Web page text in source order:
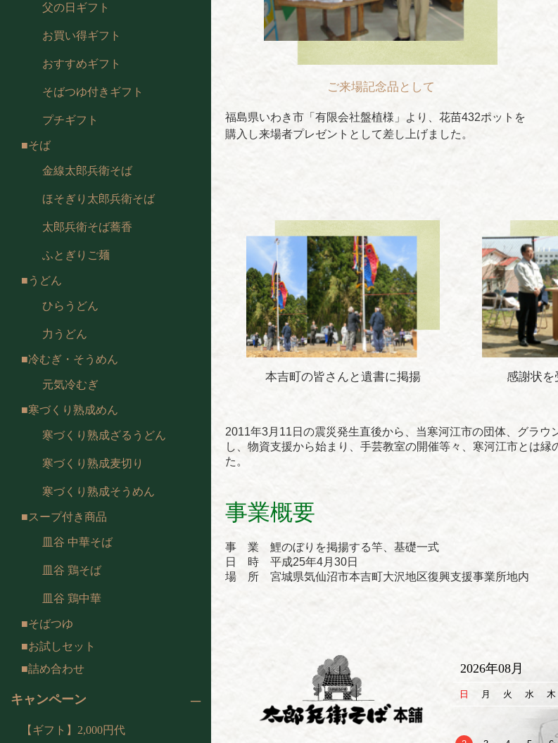
父の日ギフト
お買い得ギフト
おすすめギフト
そばつゆ付きギフト
プチギフト
そば
金線太郎兵衛そば
ほそぎり太郎兵衛そば
太郎兵衛そば蕎香
ふとぎりご麺
うどん
ひらうどん
力うどん
冷むぎ・そうめん
元気冷むぎ
寒づくり熟成めん
寒づくり熟成ざるうどん
寒づくり熟成麦切り
寒づくり熟成そうめん
スープ付き商品
皿谷 中華そば
皿谷 鶏そば
皿谷 鶏中華
そばつゆ
お試しセット
詰め合わせ
キャンペーン
【ギフト】2,000円代
ご来場記念品として
福島県いわき市「有限会社盤植様」より、花苗432ポットを
購入し来場者プレゼントとして差し上げました。
本吉町の皆さんと遺書に掲揚 感謝状
2011年3月11日の震災発生直後から、当寒河江市の団体、グラ
し、物資支援から始まり、手芸教室の開催等々、寒河江市とは
た。
事業概要
事 業 鯉のぼりを掲揚する竿、基礎一式
日 時 平成25年4月30日
場 所 宮城県気仙沼市本吉町大沢地区復興支援事業所地内
2026年08月
日 月 火 水 木